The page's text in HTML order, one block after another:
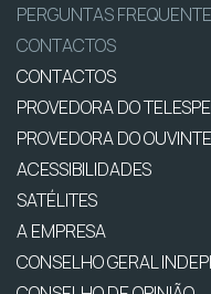
PERGUNTAS
CONTACTOS
CONTACTOS
PROVEDORA DO
PROVEDORA DO OUVINTE
ACESSIBILIDADES
SATÉLITES
A EMPRESA
CONSELHO GERAL